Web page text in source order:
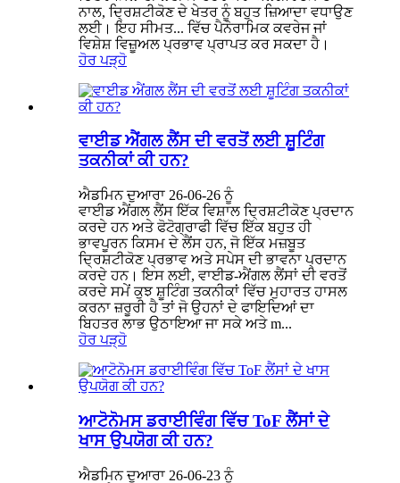
ਨਾਲ, ਦ੍ਰਿਸ਼ਟੀਕੋਣ ਦੇ ਖੇਤਰ ਨੂੰ ਬਹੁਤ ਜ਼ਿਆਦਾ ਵਧਾਉਣ
ਲਈ। ਇਹ ਸੀਮਤ... ਵਿੱਚ ਪੈਨੋਰਾਮਿਕ ਕਵਰੇਜ ਜਾਂ
ਵਿਸ਼ੇਸ਼ ਵਿਜ਼ੂਅਲ ਪ੍ਰਭਾਵ ਪ੍ਰਾਪਤ ਕਰ ਸਕਦਾ ਹੈ।
ਹੋਰ ਪੜ੍ਹੋ
ਵਾਈਡ ਐਂਗਲ ਲੈਂਸ ਦੀ ਵਰਤੋਂ ਲਈ ਸ਼ੂਟਿੰਗ
ਤਕਨੀਕਾਂ ਕੀ ਹਨ?
ਐਡਮਿਨ ਦੁਆਰਾ 26-06-26 ਨੂੰ
ਵਾਈਡ ਐਂਗਲ ਲੈਂਸ ਇੱਕ ਵਿਸ਼ਾਲ ਦ੍ਰਿਸ਼ਟੀਕੋਣ ਪ੍ਰਦਾਨ
ਕਰਦੇ ਹਨ ਅਤੇ ਫੋਟੋਗ੍ਰਾਫੀ ਵਿੱਚ ਇੱਕ ਬਹੁਤ ਹੀ
ਭਾਵਪੂਰਨ ਕਿਸਮ ਦੇ ਲੈਂਸ ਹਨ, ਜੋ ਇੱਕ ਮਜ਼ਬੂਤ ​​
ਦ੍ਰਿਸ਼ਟੀਕੋਣ ਪ੍ਰਭਾਵ ਅਤੇ ਸਪੇਸ ਦੀ ਭਾਵਨਾ ਪ੍ਰਦਾਨ
ਕਰਦੇ ਹਨ। ਇਸ ਲਈ, ਵਾਈਡ-ਐਂਗਲ ਲੈਂਸਾਂ ਦੀ ਵਰਤੋਂ
ਕਰਦੇ ਸਮੇਂ ਕੁਝ ਸ਼ੂਟਿੰਗ ਤਕਨੀਕਾਂ ਵਿੱਚ ਮੁਹਾਰਤ ਹਾਸਲ
ਕਰਨਾ ਜ਼ਰੂਰੀ ਹੈ ਤਾਂ ਜੋ ਉਹਨਾਂ ਦੇ ਫਾਇਦਿਆਂ ਦਾ
ਬਿਹਤਰ ਲਾਭ ਉਠਾਇਆ ਜਾ ਸਕੇ ਅਤੇ m...
ਹੋਰ ਪੜ੍ਹੋ
ਆਟੋਨੋਮਸ ਡਰਾਈਵਿੰਗ ਵਿੱਚ ToF ਲੈਂਸਾਂ ਦੇ
ਖਾਸ ਉਪਯੋਗ ਕੀ ਹਨ?
ਐਡਮਿਨ ਦੁਆਰਾ 26-06-23 ਨੂੰ